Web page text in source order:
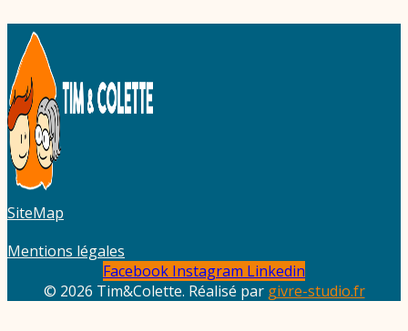
SiteMap
Mentions légales
Facebook Instagram Linkedin
© 2026 Tim&Colette. Réalisé par givre-studio.fr